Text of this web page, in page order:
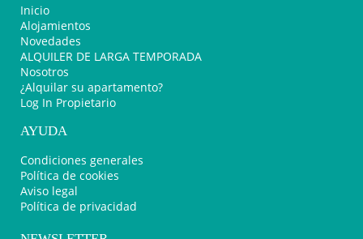
Inicio
Alojamientos
Novedades
ALQUILER DE LARGA TEMPORADA
Nosotros
¿Alquilar su apartamento?
Log In Propietario
AYUDA
Condiciones generales
Política de cookies
Aviso legal
Política de privacidad